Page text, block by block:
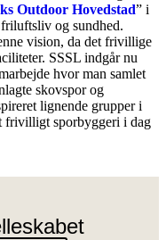
Outdoor Hovedstad” i
og sundhed.
vision, da det frivillige
SSSL indgår nu
hvor man samlet
skovspor og
lignende grupper i
frivilligt sporbyggeri i dag